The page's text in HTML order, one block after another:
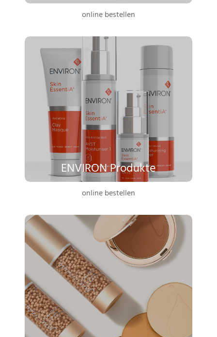
online bestellen
ENVIRON Produkte
online bestellen